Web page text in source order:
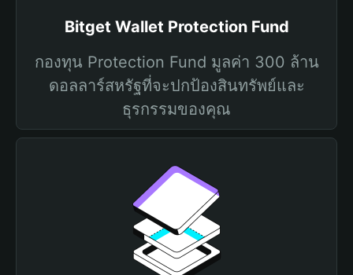
Bitget Wallet Protection Fund
กองทุน Protection Fund มูลค่า 300 ล้าน
ดอลลาร์สหรัฐที่จะปกป้องสินทรัพย์และ
ธุรกรรมของคุณ